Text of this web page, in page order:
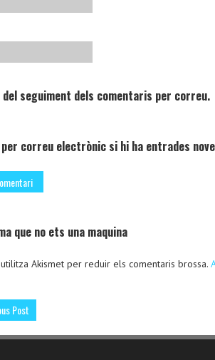
del seguiment dels comentaris per correu.
correu electrònic si hi ha entrades
que no ets una maquina
Akismet per reduir els comentaris brossa.
Post